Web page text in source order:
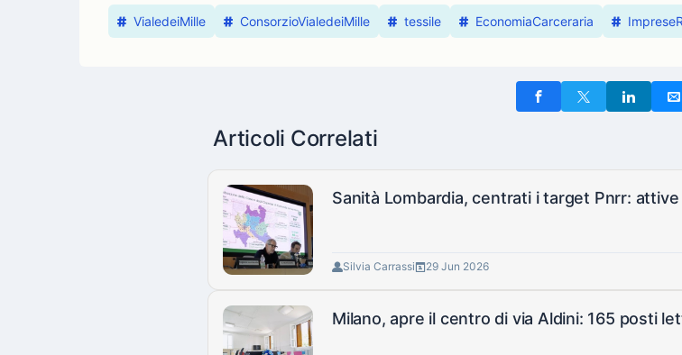
VialedeiMille ConsorzioVialedeiMille tessile EconomiaCarceraria
Articoli Correlati
Sanità Lombardia, centrati i target Pnrr:
Silvia Carrassi 29 Jun 2026
Milano, apre il centro di via Aldini: 165 posti